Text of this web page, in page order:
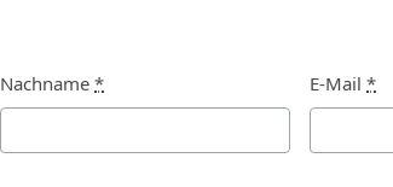
Nachname * E-Mail *